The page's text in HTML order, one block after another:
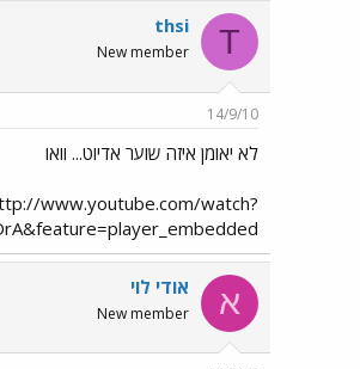
T
thsi
New member
14/9/10
לא יאומן איזה שוער אדיוט... וואו
www.youtube.com/watch?
א אודי לוי
New member